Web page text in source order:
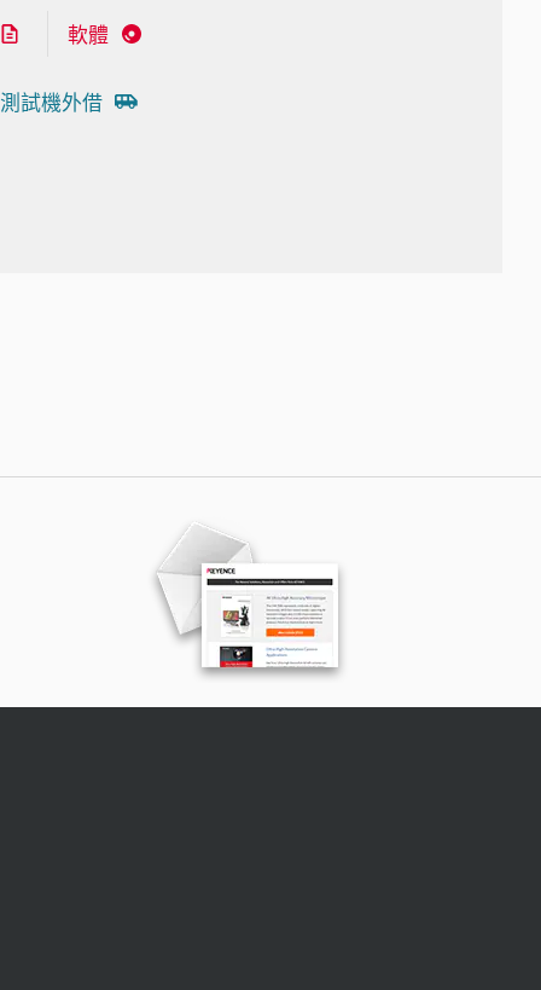
軟體
試機外借